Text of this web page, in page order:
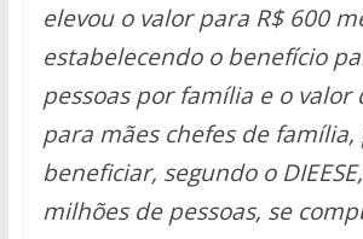
elevou o valor para R$ 600
estabelecendo o benefício
pessoas por família e o valor
para mães chefes de
beneficiar, segundo o
milhões de pessoas, se